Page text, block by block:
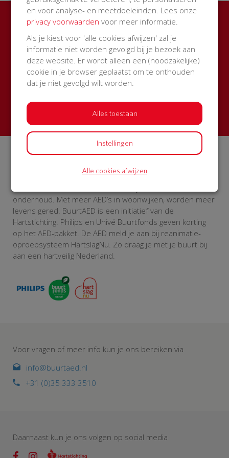
Ook een BuurtAED in jouw
straat?
Zamel met je buren geld in voor een AED + buitenkast
met korting
Start een actie
Op BuurtAED.nl haal je in 30 dagen met je buurt geld op
onderhoud. Met meer AED’s in woonwijken, worden meer
levens gered. BuurtAED is een initiatief van de
Hartstichting. Philips en Univé Buurtfonds geven korting
op het AED-pakket. De AED meld je aan bij reanimatie-
oproepsysteem HartslagNu. Zo draag je met je buurt bij
aan een hartveilig Nederland.
Voor vragen of meer info kun je ons bereiken via
info@buurtaed.nl
+31 (0)35 333 3510
Daarnaast kun je ons volgen op social media
en voor analyse- en meetdoeleinden. Lees onze
privacy voorwaarden voor meer informatie.
Als je kiest voor 'alle cookies afwijzen' zal je
informatie niet worden gevolgd bij je bezoek aan
deze website. Er wordt alleen een (noodzakelijke)
cookie in je browser geplaatst om te onthouden
dat je niet gevolgd wilt worden.
Alles toestaan
Instellingen
Alle cookies afwijzen